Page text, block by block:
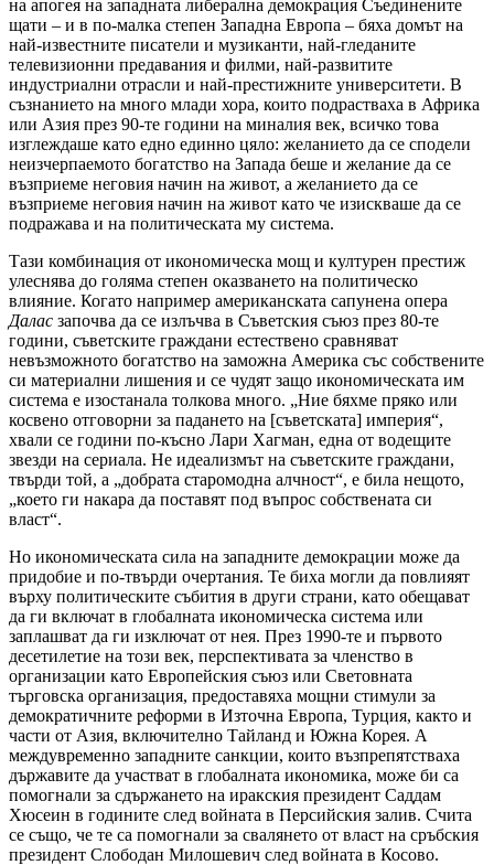
на апогея на западната либерална демокрация Съединените
щати – и в по-малка степен Западна Европа – бяха домът на
най-известните писатели и музиканти, най-гледаните
телевизионни предавания и филми, най-развитите
индустриални отрасли и най-престижните университети. В
съзнанието на много млади хора, които подрастваха в Африка
или Азия през 90-те години на миналия век, всичко това
изглеждаше като едно единно цяло: желанието да се сподели
неизчерпаемото богатство на Запада беше и желание да се
възприеме неговия начин на живот, а желанието да се
възприеме неговия начин на живот като че изискваше да се
подражава и на политическата му система.
Тази комбинация от икономическа мощ и културен престиж
улеснява до голяма степен оказването на политическо
влияние. Когато например американската сапунена опера
Далас започва да се излъчва в Съветския съюз през 80-те
години, съветските граждани естествено сравняват
невъзможното богатство на заможна Америка със собствените
си материални лишения и се чудят защо икономическата им
система е изостанала толкова много. „Ние бяхме пряко или
косвено отговорни за падането на [съветската] империя“,
хвали се години по-късно Лари Хагман, една от водещите
звезди на сериала. Не идеализмът на съветските граждани,
твърди той, а „добрата старомодна алчност“, е била нещото,
„което ги накара да поставят под въпрос собствената си
власт“.
Но икономическата сила на западните демокрации може да
придобие и по-твърди очертания. Те биха могли да повлияят
върху политическите събития в други страни, като обещават
да ги включат в глобалната икономическа система или
заплашват да ги изключат от нея. През 1990-те и първото
десетилетие на този век, перспективата за членство в
организации като Европейския съюз или Световната
търговска организация, предоставяха мощни стимули за
демократичните реформи в Източна Европа, Турция, както и
части от Азия, включително Тайланд и Южна Корея. А
междувременно западните санкции, които възпрепятстваха
държавите да участват в глобалната икономика, може би са
помогнали за сдържането на иракския президент Саддам
Хюсеин в годините след войната в Персийския залив. Счита
се също, че те са помогнали за свалянето от власт на сръбския
президент Слободан Милошевич след войната в Косово.